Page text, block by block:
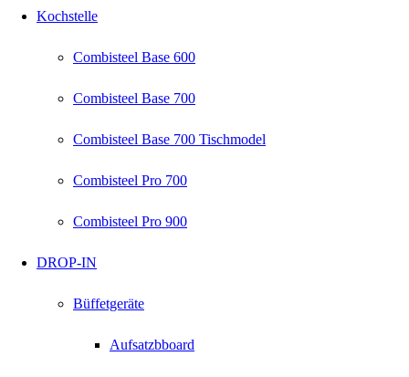
Kochstelle
Combisteel Base 600
Combisteel Base 700
Combisteel Base 700 Tischmodel
Combisteel Pro 700
Combisteel Pro 900
DROP-IN
Büffetgeräte
Aufsatzbboard